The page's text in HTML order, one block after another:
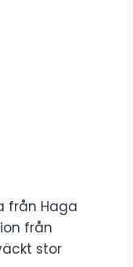
från Haga
från
stor